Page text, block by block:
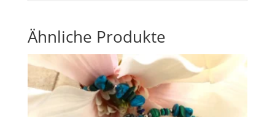
Ähnliche Produkte